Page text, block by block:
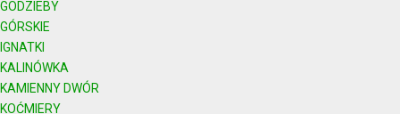
GODZIEBY
GÓRSKIE
IGNATKI
KALINÓWKA
KAMIENNY DWÓR
KOĆMIERY